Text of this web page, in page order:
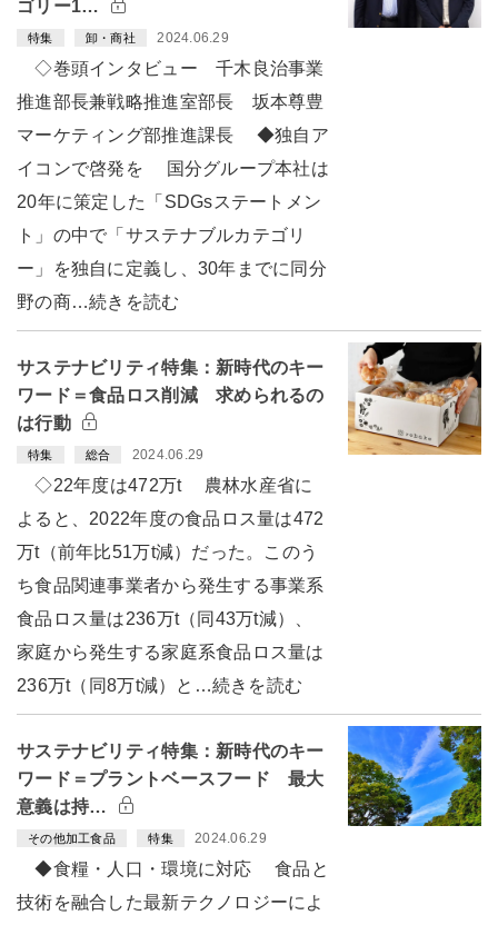
ゴリー1…
特集 卸・商社 2024.06.29
◇巻頭インタビュー 千木良治事業
推進部長兼戦略推進室部長 坂本尊豊
マーケティング部推進課長 ◆独自ア
イコンで啓発を 国分グループ本社は
20年に策定した「SDGsステートメン
ト」の中で「サステナブルカテゴリ
ー」を独自に定義し、30年までに同分
野の商…続きを読む
サステナビリティ特集：新時代のキー
ワード＝食品ロス削減 求められるの
は行動
特集 総合 2024.06.29
◇22年度は472万t 農林水産省に
よると、2022年度の食品ロス量は472
万t（前年比51万t減）だった。このう
ち食品関連事業者から発生する事業系
食品ロス量は236万t（同43万t減）、
家庭から発生する家庭系食品ロス量は
236万t（同8万t減）と…続きを読む
サステナビリティ特集：新時代のキー
ワード＝プラントベースフード 最大
意義は持…
その他加工食品 特集 2024.06.29
◆食糧・人口・環境に対応 食品と
技術を融合した最新テクノロジーによ